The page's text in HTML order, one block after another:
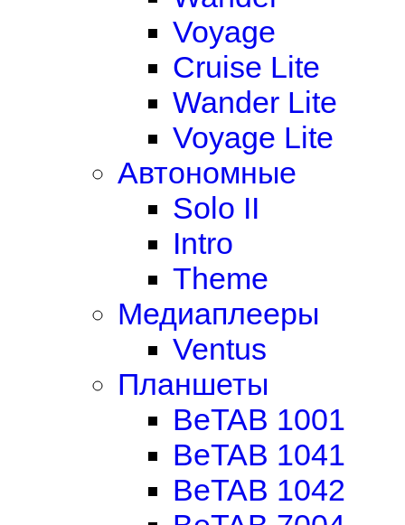
Voyage
Cruise Lite
Wander Lite
Voyage Lite
Автономные
Solo II
Intro
Theme
Медиаплееры
Ventus
Планшеты
BeTAB 1001
BeTAB 1041
BeTAB 1042